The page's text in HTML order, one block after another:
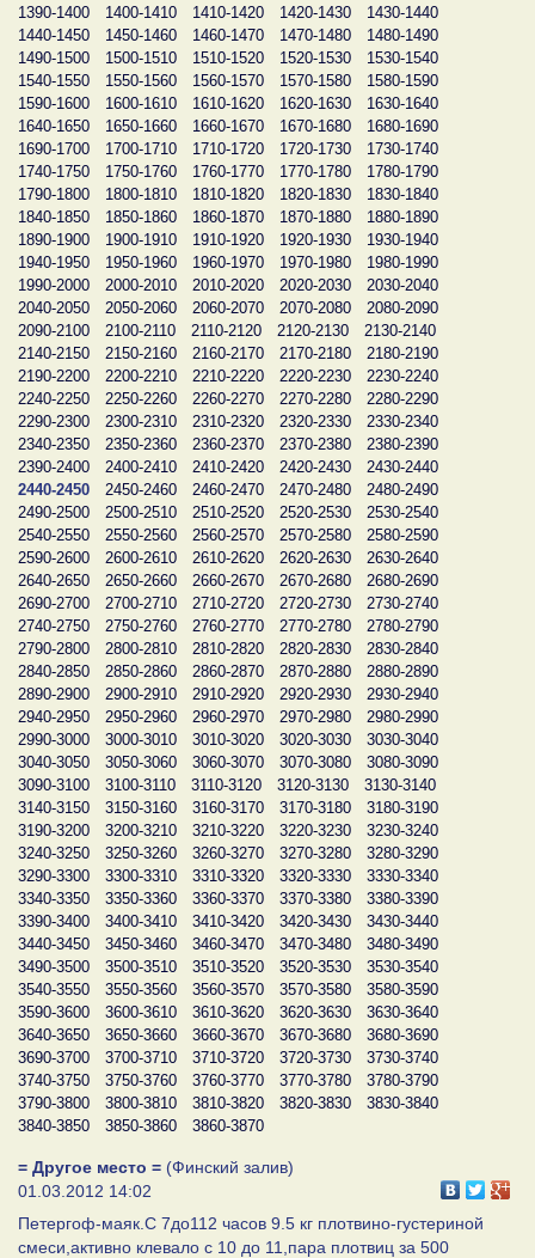
1390-1400
1400-1410 1410-1420 1420-1430
1430-1440
1440-1450
1450-1460 1460-1470 1470-1480
1480-1490
1490-1500
1500-1510 1510-1520 1520-1530
1530-1540
1540-1550
1550-1560 1560-1570 1570-1580
1580-1590
1590-1600
1600-1610 1610-1620 1620-1630
1630-1640
1640-1650
1650-1660 1660-1670 1670-1680
1680-1690
1690-1700
1700-1710 1710-1720 1720-1730
1730-1740
1740-1750
1750-1760 1760-1770 1770-1780
1780-1790
1790-1800
1800-1810 1810-1820 1820-1830
1830-1840
1840-1850
1850-1860 1860-1870 1870-1880
1880-1890
1890-1900
1900-1910 1910-1920 1920-1930
1930-1940
1940-1950
1950-1960 1960-1970 1970-1980
1980-1990
1990-2000
2000-2010 2010-2020 2020-2030
2030-2040
2040-2050
2050-2060 2060-2070 2070-2080
2080-2090
2090-2100
2100-2110 2110-2120 2120-2130
2130-2140
2140-2150
2150-2160 2160-2170 2170-2180
2180-2190
2190-2200
2200-2210 2210-2220 2220-2230
2230-2240
2240-2250
2250-2260 2260-2270 2270-2280
2280-2290
2290-2300
2300-2310 2310-2320 2320-2330
2330-2340
2340-2350
2350-2360 2360-2370 2370-2380
2380-2390
2390-2400
2400-2410 2410-2420 2420-2430
2430-2440
2440-2450
2450-2460 2460-2470 2470-2480
2480-2490
2490-2500
2500-2510 2510-2520 2520-2530
2530-2540
2540-2550
2550-2560 2560-2570 2570-2580
2580-2590
2590-2600
2600-2610 2610-2620 2620-2630
2630-2640
2640-2650
2650-2660 2660-2670 2670-2680
2680-2690
2690-2700
2700-2710 2710-2720 2720-2730
2730-2740
2740-2750
2750-2760 2760-2770 2770-2780
2780-2790
2790-2800
2800-2810 2810-2820 2820-2830
2830-2840
2840-2850
2850-2860 2860-2870 2870-2880
2880-2890
2890-2900
2900-2910 2910-2920 2920-2930
2930-2940
2940-2950
2950-2960 2960-2970 2970-2980
2980-2990
2990-3000
3000-3010 3010-3020 3020-3030
3030-3040
3040-3050
3050-3060 3060-3070 3070-3080
3080-3090
3090-3100
3100-3110 3110-3120 3120-3130
3130-3140
3140-3150
3150-3160 3160-3170 3170-3180
3180-3190
3190-3200
3200-3210 3210-3220 3220-3230
3230-3240
3240-3250
3250-3260 3260-3270 3270-3280
3280-3290
3290-3300
3300-3310 3310-3320 3320-3330
3330-3340
3340-3350
3350-3360 3360-3370 3370-3380
3380-3390
3390-3400
3400-3410 3410-3420 3420-3430
3430-3440
3440-3450
3450-3460 3460-3470 3470-3480
3480-3490
3490-3500
3500-3510 3510-3520 3520-3530
3530-3540
3540-3550
3550-3560 3560-3570 3570-3580
3580-3590
3590-3600
3600-3610 3610-3620 3620-3630
3630-3640
3640-3650
3650-3660 3660-3670 3670-3680
3680-3690
3690-3700
3700-3710 3710-3720 3720-3730
3730-3740
3740-3750
3750-3760 3760-3770 3770-3780
3780-3790
3790-3800
3800-3810 3810-3820 3820-3830
3830-3840
3840-3850
3850-3860 3860-3870
= Другое место = (Финский залив)
01.03.2012 14:02
Петергоф-маяк.С 7до112 часов 9.5 кг плотвино-густериной
смеси,активно клевало с 10 до 11,пара плотвиц за 500